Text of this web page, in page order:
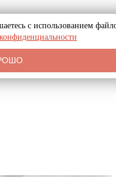
с использованием